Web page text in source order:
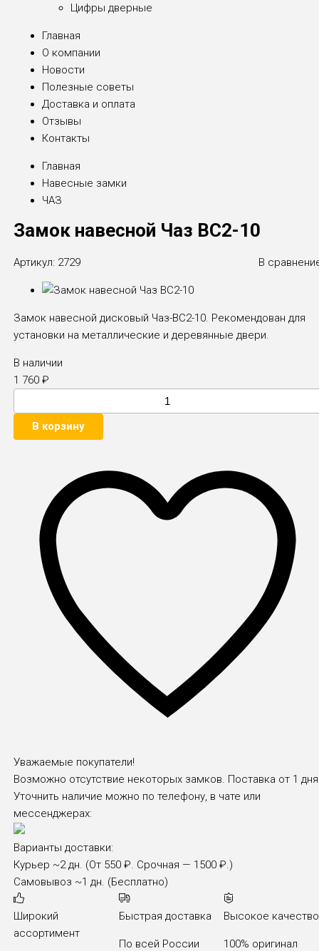
Цифры дверные
Главная
О компании
Новости
Полезные советы
Доставка и оплата
Отзывы
Контакты
Главная
Навесные замки
ЧАЗ
Замок навесной Чаз ВС2-10
Артикул: 2729 В
Замок навесной дисковый Чаз-ВС2-10. Рекомендован для
установки на металлические и деревянные двери.
В наличии
1 760₽
В корзину
Уважаемые покупатели!
Возможно отсутствие некоторых замков. Поставка от 1
Уточнить наличие можно по телефону, в чате или
мессенджерах:
Варианты доставки:
Курьер ~2 дн. (От 550 ₽. Срочная — 1500 ₽.)
Самовывоз ~1 дн. (Бесплатно)
Широкий
ассортимент
Быстрая доставка
По всей России
Высокое качество
100% оригинал